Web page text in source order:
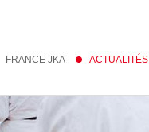
FRANCE JKA ACTUALITÉS